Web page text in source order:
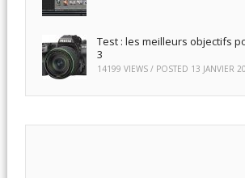
Test : les meilleurs objectifs
3
14199 VIEWS / POSTED 13 JANVIER